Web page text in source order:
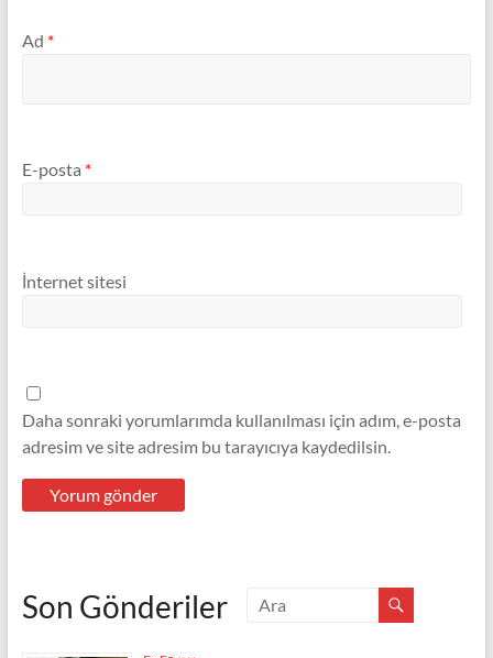
Ad *
E-posta *
İnternet sitesi
Daha sonraki yorumlarımda kullanılması için adım, e-posta
adresim ve site adresim bu tarayıcıya kaydedilsin.
Son Gönderiler